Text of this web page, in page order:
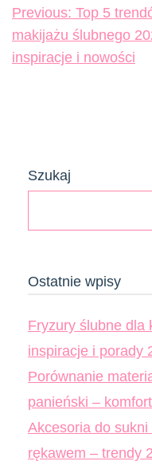
Nawigacja
wpisu
Previous: Top 5
makijażu ślubnego
inspiracje i nowości
Szukaj
Ostatnie wpisy
Fryzury ślubne dla
inspiracje i porady
Porównanie
panieński –
Akcesoria do sukni
rękawem – trendy